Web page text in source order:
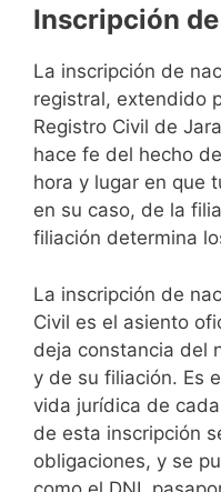
Inscripción
La inscripción de
registral, extendido
Registro Civil de
hace fe del hecho
hora y lugar en que
en su caso, de la
filiación determina
La inscripción de
Civil es el asiento
deja constancia del
y de su filiación. Es
vida jurídica de
de esta inscripción
obligaciones, y se